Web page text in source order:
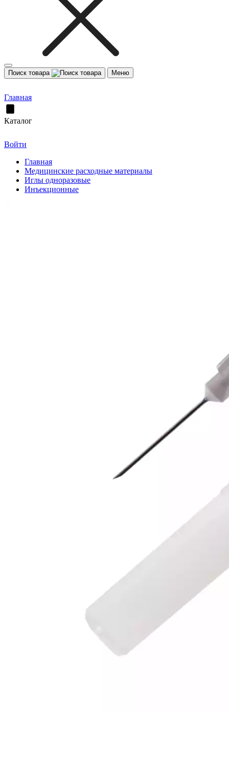
Поиск товара Меню
Главная
Каталог
Войти
Главная
Медицинские расходные материалы
Иглы одноразовые
Инъекционные